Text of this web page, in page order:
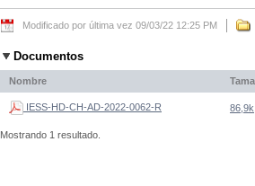
Modificado por última vez 09/03/22 12:25 PM
Documentos
Nombre
IESS-HD-CH-AD-2022-0062-R 86,9k
Mostrando 1 resultado.